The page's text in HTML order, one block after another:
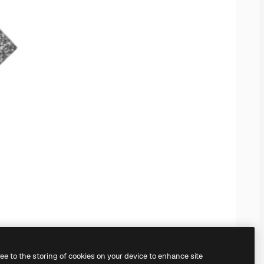
to the storing of cookies on your device to enhance site